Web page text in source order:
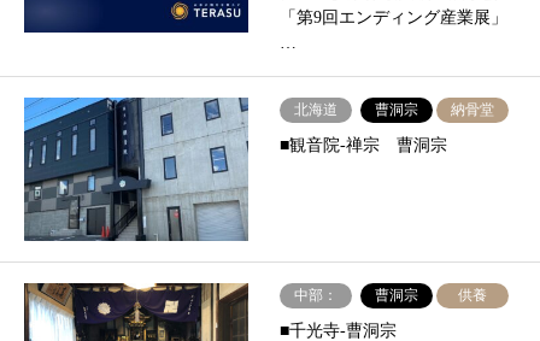
「第9回エンディング産業展」
…
北海道 曹洞宗 納骨堂
■観音院-禅宗 曹洞宗
中部： 曹洞宗 供養
■千光寺-曹洞宗